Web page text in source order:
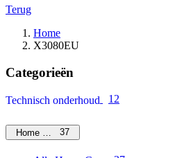
Terug
Home
X3080EU
Categorieën
Technisch onderhoud 12
Home Care37